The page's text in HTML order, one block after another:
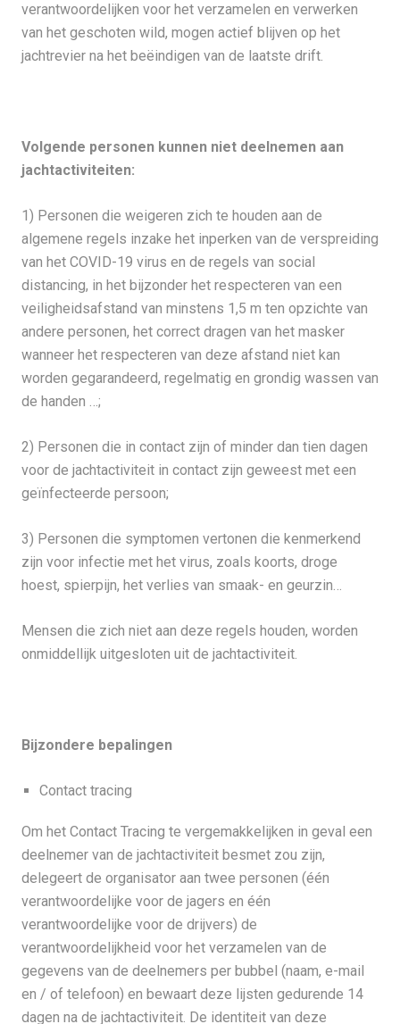
verantwoordelijken voor het verzamelen en verwerken
van het geschoten wild, mogen actief blijven op het
jachtrevier na het beëindigen van de laatste drift.
Volgende personen kunnen niet deelnemen aan
jachtactiviteiten:
1) Personen die weigeren zich te houden aan de
algemene regels inzake het inperken van de verspreiding
van het COVID-19 virus en de regels van social
distancing, in het bijzonder het respecteren van een
veiligheidsafstand van minstens 1,5 m ten opzichte van
andere personen, het correct dragen van het masker
wanneer het respecteren van deze afstand niet kan
worden gegarandeerd, regelmatig en grondig wassen van
de handen …;
2) Personen die in contact zijn of minder dan tien dagen
voor de jachtactiviteit in contact zijn geweest met een
geïnfecteerde persoon;
3) Personen die symptomen vertonen die kenmerkend
zijn voor infectie met het virus, zoals koorts, droge
hoest, spierpijn, het verlies van smaak- en geurzin…
Mensen die zich niet aan deze regels houden, worden
onmiddellijk uitgesloten uit de jachtactiviteit.
Bijzondere bepalingen
Contact tracing
Om het Contact Tracing te vergemakkelijken in geval een
deelnemer van de jachtactiviteit besmet zou zijn,
delegeert de organisator aan twee personen (één
verantwoordelijke voor de jagers en één
verantwoordelijke voor de drijvers) de
verantwoordelijkheid voor het verzamelen van de
gegevens van de deelnemers per bubbel (naam, e-mail
en / of telefoon) en bewaart deze lijsten gedurende 14
dagen na de jachtactiviteit. De identiteit van deze